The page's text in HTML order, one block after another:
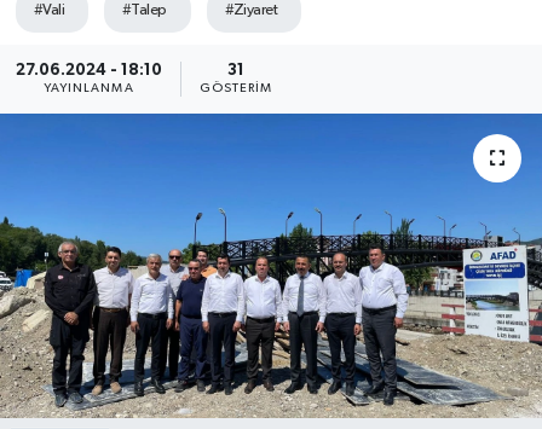
#Vali #Talep #Ziyaret
27.06.2024 - 18:10
YAYINLANMA
31
GÖSTERIM
Magazin
Mizah
Röportaj
Teknoloji